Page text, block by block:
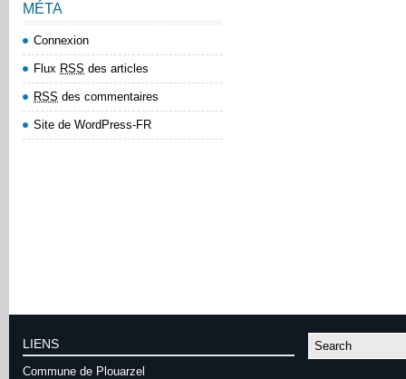
MÉTA
Connexion
Flux RSS des articles
RSS des commentaires
Site de WordPress-FR
LIENS
Commune de Plouarzel